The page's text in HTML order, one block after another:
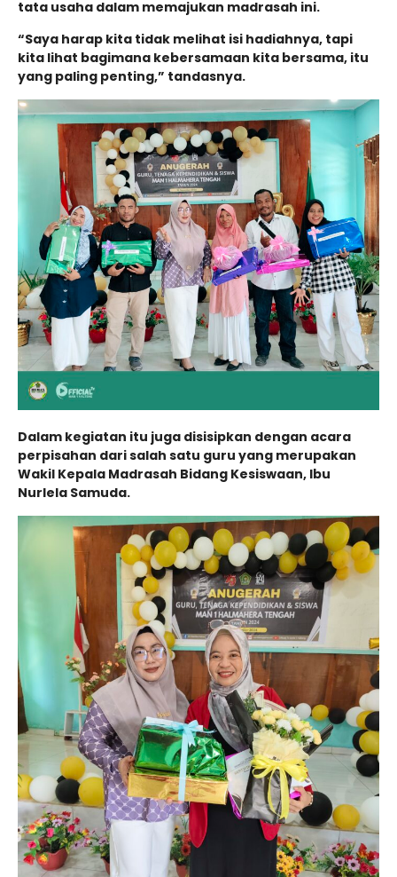
tata usaha dalam memajukan madrasah ini.
“Saya harap kita tidak melihat isi hadiahnya, tapi
kita lihat bagimana kebersamaan kita bersama, itu
yang paling penting,” tandasnya.
Dalam kegiatan itu juga disisipkan dengan acara
perpisahan dari salah satu guru yang merupakan
Wakil Kepala Madrasah Bidang Kesiswaan, Ibu
Nurlela Samuda.